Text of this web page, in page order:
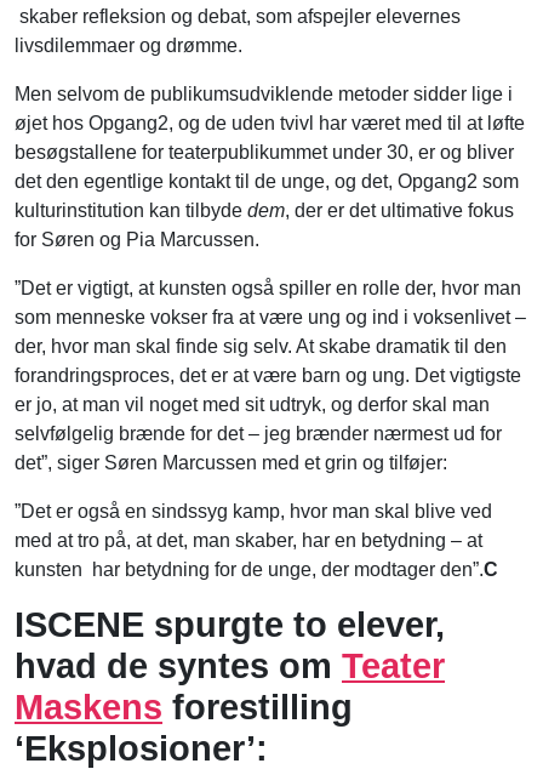
skaber refleksion og debat, som afspejler elevernes
livsdilemmaer og drømme.
Men selvom de publikumsudviklende metoder sidder lige i
øjet hos Opgang2, og de uden tvivl har været med til at løfte
besøgstallene for teaterpublikummet under 30, er og bliver
det den egentlige kontakt til de unge, og det, Opgang2 som
kulturinstitution kan tilbyde dem, der er det ultimative fokus
for Søren og Pia Marcussen.
”Det er vigtigt, at kunsten også spiller en rolle der, hvor man
som menneske vokser fra at være ung og ind i voksenlivet –
der, hvor man skal finde sig selv. At skabe dramatik til den
forandringsproces, det er at være barn og ung. Det vigtigste
er jo, at man vil noget med sit udtryk, og derfor skal man
selvfølgelig brænde for det – jeg brænder nærmest ud for
det”, siger Søren Marcussen med et grin og tilføjer:
”Det er også en sindssyg kamp, hvor man skal blive ved
med at tro på, at det, man skaber, har en betydning – at
kunsten har betydning for de unge, der modtager den”.C
ISCENE spurgte to elever,
hvad de syntes om Teater
Maskens forestilling
‘Eksplosioner’: